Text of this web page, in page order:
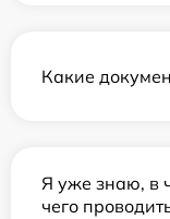
Какие
Я уже знаю, в
чего